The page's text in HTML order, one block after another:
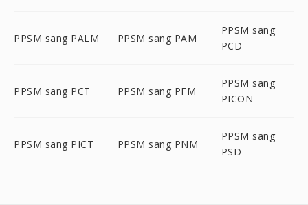
PPSM sang PALM PPSM sang PAM
PPSM sang
PCD
PPSM sang PCT PPSM sang PFM
PPSM sang
PICON
PPSM sang PICT PPSM sang PNM
PPSM sang
PSD